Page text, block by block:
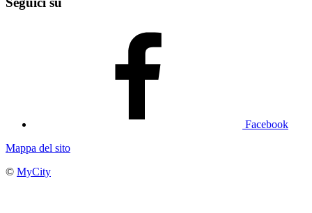
Facebook
Mappa del sito
© MyCity